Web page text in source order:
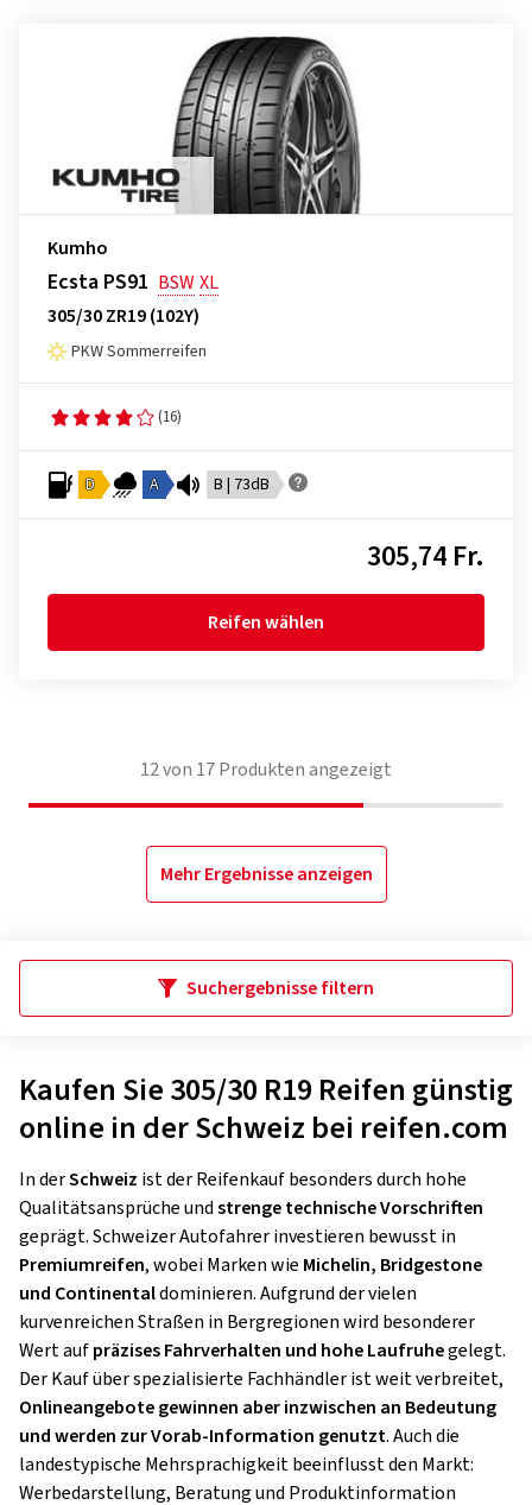
Kumho
Ecsta PS91 BSWXL
305/30 ZR19 (102Y)
PKW Sommerreifen
(16)
D A B | 73dB
305,74 Fr.
Reifen wählen
12von 17Produkten angezeigt
Mehr Ergebnisse anzeigen
Suchergebnisse filtern
Kaufen Sie 305/30 R19 Reifen günstig
online in der Schweiz bei reifen.com
In derSchweiz ist der Reifenkauf besonders durch hohe
Qualitätsansprüche undstrenge technische Vorschriften
geprägt. Schweizer Autofahrer investieren bewusst in
Premiumreifen, wobei Marken wie Michelin, Bridgestone
und Continentaldominieren. Aufgrund der vielen
kurvenreichen Straßen in Bergregionen wird besonderer
Wert aufpräzises Fahrverhalten und hohe Laufruhegelegt.
Der Kauf über spezialisierte Fachhändler ist weit verbreitet,
Onlineangebote gewinnen aber inzwischen an Bedeutung
und werden zur Vorab-Information genutzt. Auch die
landestypische Mehrsprachigkeit beeinflusst den Markt:
Werbedarstellung, Beratung und Produktinformation